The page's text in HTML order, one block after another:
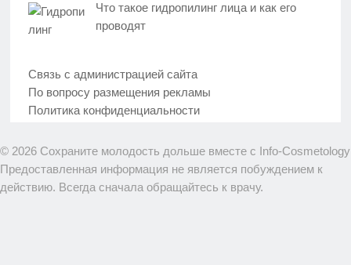
Что такое гидропилинг лица и как его
проводят
Связь с администрацией сайта
По вопросу размещения рекламы
Политика конфиденциальности
© 2026 Сохраните молодость дольше вместе с Info-Cosmetology
Предоставленная информация не является побуждением к
действию. Всегда сначала обращайтесь к врачу.